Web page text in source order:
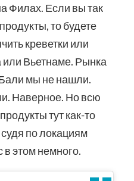
Филах. Если вы так
то будете
креветки или
Вьетнаме. Рынка
мы не нашли.
Наверное. Но всю
тут как-то
по локациям
этом немного.